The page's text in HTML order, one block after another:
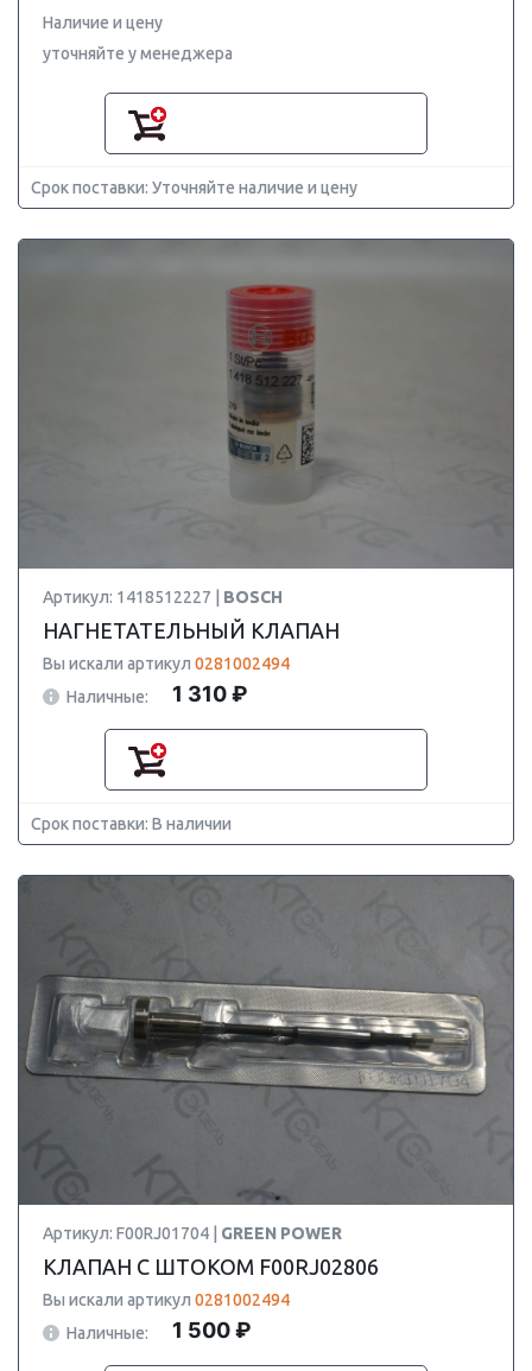
Наличие и цену
уточняйте у менеджера
Срок поставки: Уточняйте наличие и цену
Артикул: 1418512227 | BOSCH
НАГНЕТАТЕЛЬНЫЙ КЛАПАН
Вы искали артикул 0281002494
Наличные:
1 310 ₽
Срок поставки: В наличии
Артикул: F00RJ01704 | GREEN POWER
КЛАПАН С ШТОКОМ F00RJ02806
Вы искали артикул 0281002494
Наличные:
1 500 ₽